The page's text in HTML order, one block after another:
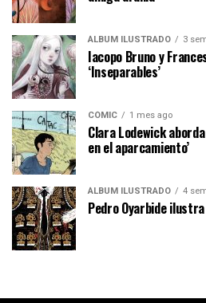
ÁLBUM ILUSTRADO 3
Iacopo Bruno y
‘Inseparables’
CÓMIC 1 mes ago
Clara Lodewick
en el aparcamiento’
ÁLBUM ILUSTRADO 4
Pedro Oyarbide ilustra